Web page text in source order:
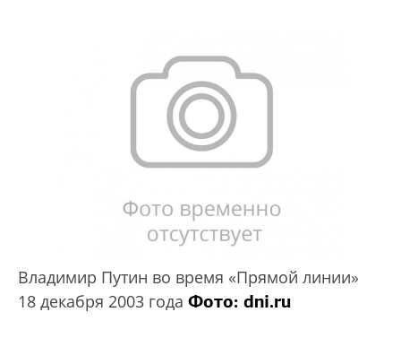
Владимир Путин во время «Прямой линии»
18 декабря 2003 года Фото: dni.ru